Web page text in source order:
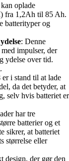
oplade
fra 1,2Ah til 85 Ah.
batterityper og
: Denne
impulser, der
ydelse over tid.
i stand til at lade
da det betyder, at
selv hvis batteriet er
har tre
batterier og et
sikrer, at batteriet
størrelse eller
design, der gør den